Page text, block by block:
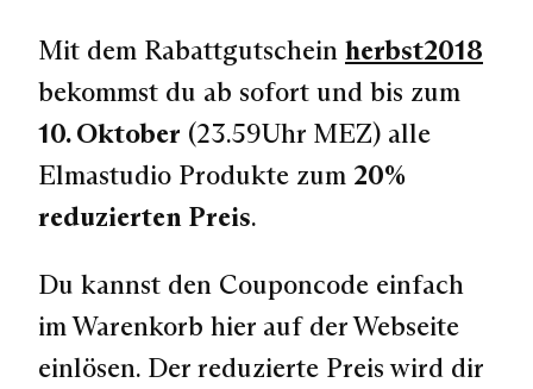
Mit dem Rabattgutschein herbst2018
bekommst du ab sofort und bis zum
10. Oktober (23.59Uhr MEZ) alle
Elmastudio Produkte zum 20%
reduzierten Preis.
Du kannst den Couponcode einfach
im Warenkorb hier auf der Webseite
einlösen. Der reduzierte Preis wird dir